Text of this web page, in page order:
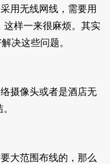
用无线网线，需要用
这样一来很麻烦。其实
决这些问题。
摄像头或者是酒店无
大范围布线的，那么